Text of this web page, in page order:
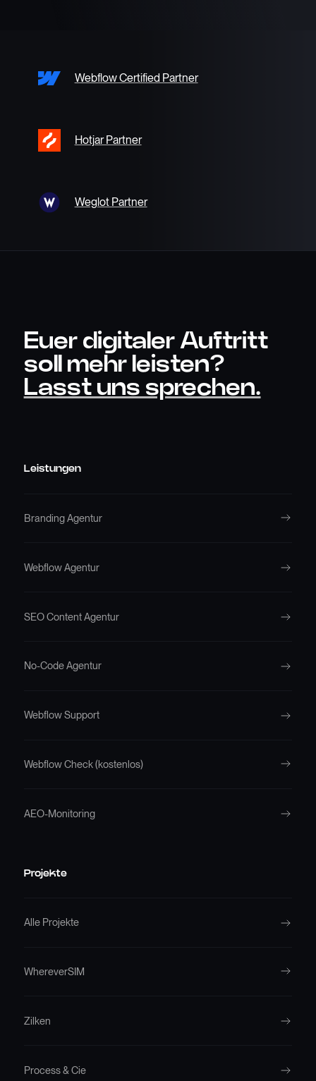
Webflow Certified Partner
Hotjar Partner
Weglot Partner
Euer digitaler Auftritt
soll mehr leisten?
Lasst uns sprechen.
Leistungen
Branding Agentur
Webflow Agentur
SEO Content Agentur
No-Code Agentur
Webflow Support
Webflow Check (kostenlos)
AEO-Monitoring
Projekte
Alle Projekte
WhereverSIM
Zilken
Process & Cie